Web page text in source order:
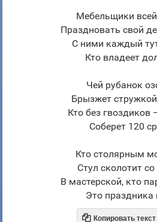
Мебельщики
Праздновать свой
С ними каждый
Кто владеет
Чей рубанок
Брызжет
Кто без гвоздиков
Соберет 120
Кто столярным
Стул сколотит
В мастерской, кто
Это праздника
 Копировать текст